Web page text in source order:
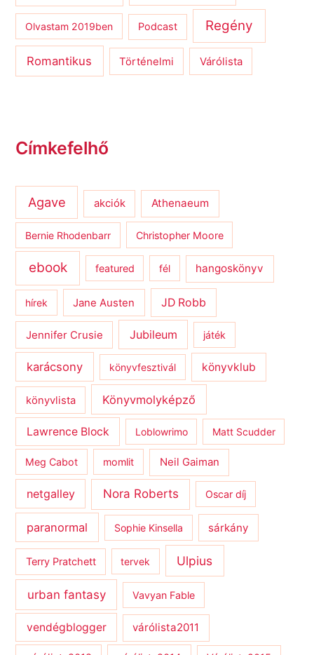
Olvastam 2019ben Podcast Regény
Romantikus Történelmi Várólista
Címkefelhő
Agave akciók Athenaeum
Bernie Rhodenbarr Christopher Moore
ebook featured fél hangoskönyv
hírek Jane Austen JD Robb
Jennifer Crusie Jubileum játék
karácsony könyvfesztivál könyvklub
könyvlista Könyvmolyképző
Lawrence Block Loblowrimo Matt Scudder
Meg Cabot momlit Neil Gaiman
netgalley Nora Roberts Oscar díj
paranormal Sophie Kinsella sárkány
Terry Pratchett tervek Ulpius
urban fantasy Vavyan Fable
vendégblogger várólista2011